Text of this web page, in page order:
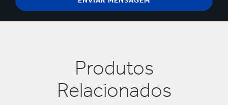
Produtos
Relacionados